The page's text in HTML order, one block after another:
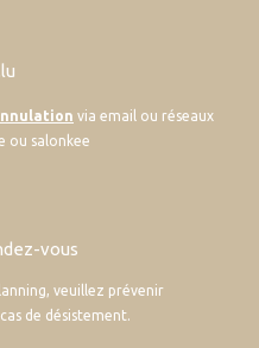
via email ou réseaux
ou salonkee
vous
veuillez prévenir
de désistement.